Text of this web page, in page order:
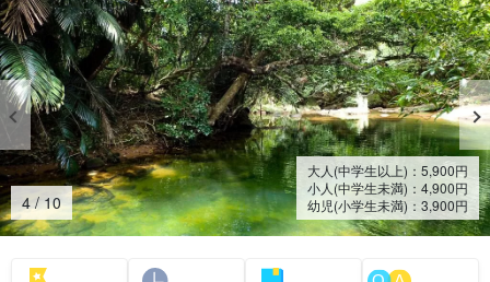
4 /10
大人(中学生以上)： 5,900円
小人(中学生未満)： 4,900円
幼児(小学生未満)： 3,900円